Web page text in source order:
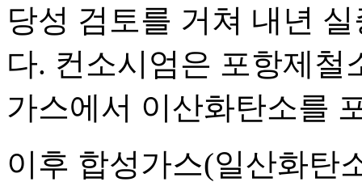
당성 검토를 거쳐 내년
다. 컨소시엄은 포항제철
가스에서 이산화탄소를
이후 합성가스(일산화탄